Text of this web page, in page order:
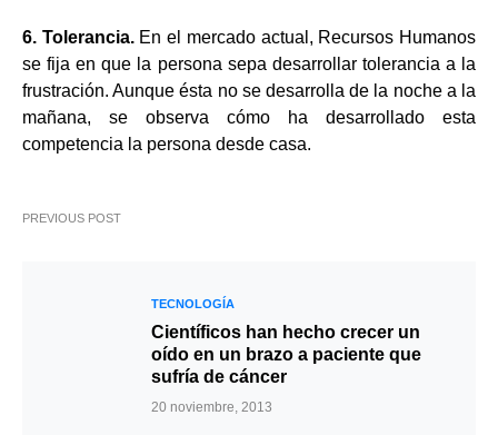
6. Tolerancia.En el mercado actual, Recursos Humanos
se fija en que la persona sepa desarrollar tolerancia a la
frustración. Aunque ésta no se desarrolla de la noche a la
mañana, se observa cómo ha desarrollado esta
competencia la persona desde casa.
PREVIOUS POST
TECNOLOGÍA
Científicos han hecho crecer un
oído en un brazo a paciente que
sufría de cáncer
20 noviembre, 2013